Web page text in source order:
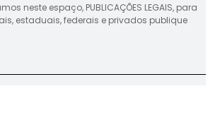
neste espaço, PUBLICAÇÕES LEGAIS, para
estaduais, federais e privados publique